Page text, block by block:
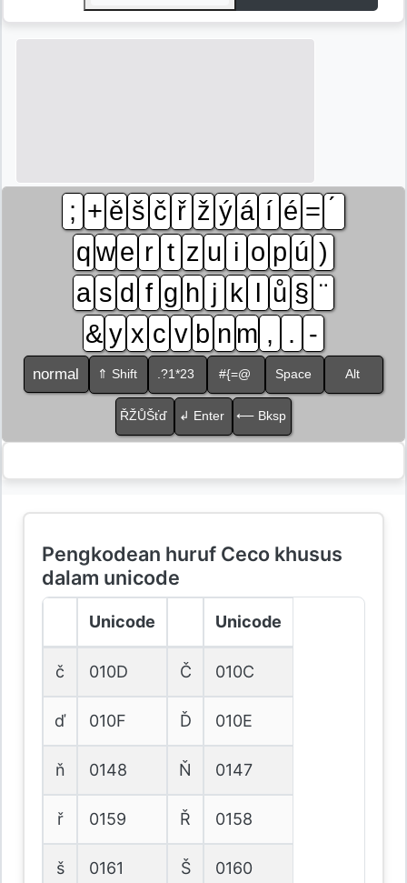
; + ě š č ř ž ý á í é =
q w e r t z u i o p ú )
a s d f g h j k l ů §
& y x c v b n m , . -
normal ⇑ Shift .?1*23 #{=@ Space Alt
ŘŽŮŠťď ↲ Enter ⟵ Bksp
Pengkodean huruf Ceco khusus
dalam unicode
Unicode Unicode
č 010D Č 010C
ď 010F Ď 010E
ň 0148 Ň 0147
ř 0159 Ř 0158
š 0161 Š 0160